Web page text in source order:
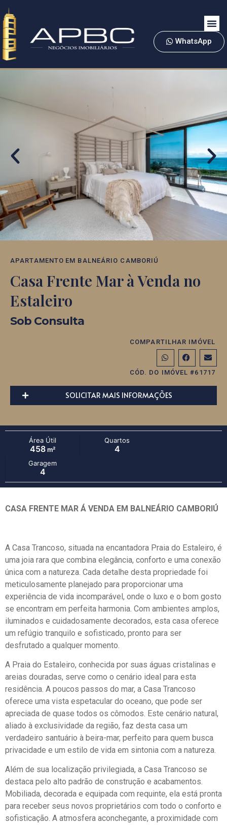
WhatsApp
APARTAMENTO EM BALNEÁRIO CAMBORIÚ
Casa Frente Mar à Venda no
Estaleiro
Sob Consulta
COMPARTILHAR IMÓVEL
CÓD. DO IMÓVEL #61717
SOLICITAR MAIS INFORMAÇÕES
Área Útil
458m²
Quartos
4
Garagem
4
CASA FRENTE MAR Á VENDA EM BALNEÁRIO CAMBORIÚ
A Casa Trancoso, situada na encantadora Praia do Estaleiro, é
uma joia rara que combina elegância, conforto e uma conexão
única com a natureza. Cada detalhe desta propriedade foi
meticulosamente planejado para proporcionar uma
experiência de vida incomparável, onde o luxo e o bom gosto
se encontram em perfeita harmonia. Com ambientes amplos,
iluminados e cuidadosamente decorados, esta casa oferece
um refúgio tranquilo e sofisticado, pronto para ser
desfrutado a qualquer momento.
A Praia do Estaleiro, conhecida por suas águas cristalinas e
areias douradas, serve como o cenário ideal para esta
residência. A poucos passos do mar, a Casa Trancoso
oferece uma vista espetacular do oceano, que pode ser
apreciada de quase todos os cômodos. Este cenário natural,
aliado à exclusividade da região, faz desta casa um
verdadeiro santuário à beira-mar, perfeito para quem busca
privacidade e um estilo de vida em sintonia com a natureza.
Além de sua localização privilegiada, a Casa Trancoso se
destaca pelo alto padrão de construção e acabamentos.
Mobiliada, decorada e equipada com requinte, ela está pronta
para receber seus novos proprietários com todo o conforto e
sofisticação. A atmosfera aconchegante, a proximidade com